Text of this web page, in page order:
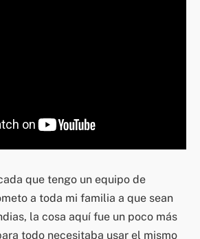
que tengo un equipo de
a toda mi familia a que sean
la cosa aquí fue un poco más
todo necesitaba usar el mismo